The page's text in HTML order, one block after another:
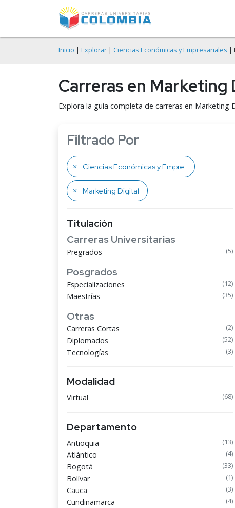
Inicio | Explorar | Ciencias Económicas y Empresariales |
Carreras en Marketing
Explora la guía completa de carreras en Marketing
Filtrado Por
Ciencias Económicas y Empresariales
Marketing Digital
Titulación
Carreras Universitarias
Pregrados (5)
Posgrados
Especializaciones (12)
Maestrías (35)
Otras
Carreras Cortas (2)
Diplomados (52)
Tecnologías (3)
Modalidad
Virtual (68)
Departamento
Antioquia (13)
Atlántico (4)
Bogotá (33)
Bolívar (1)
Cauca (3)
Cundinamarca (4)